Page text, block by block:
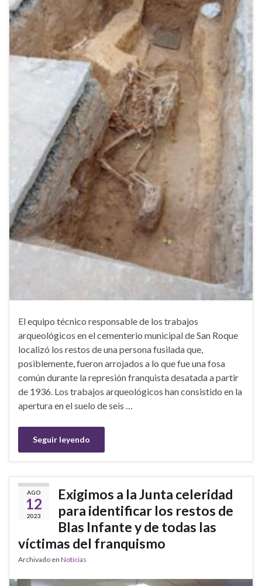
El equipo técnico responsable de los trabajos
arqueológicos en el cementerio municipal de San Roque
localizó los restos de una persona fusilada que,
posiblemente, fueron arrojados a lo que fue una fosa
común durante la represión franquista desatada a partir
de 1936. Los trabajos arqueológicos han consistido en la
apertura en el suelo de seis …
Seguir leyendo
AGO
12
2023
Exigimos a la Junta celeridad
para identificar los restos de
Blas Infante y de todas las
víctimas del franquismo
Archivado en Noticias